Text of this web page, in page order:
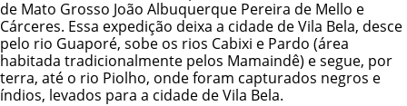
de Mato Grosso João Albuquerque Pereira de Mello e
Cárceres. Essa expedição deixa a cidade de Vila Bela, desce
pelo rio Guaporé, sobe os rios Cabixi e Pardo (área
habitada tradicionalmente pelos Mamaindê) e segue, por
terra, até o rio Piolho, onde foram capturados negros e
índios, levados para a cidade de Vila Bela.